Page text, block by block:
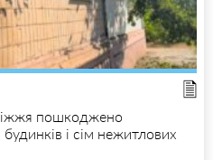
пошкоджено
і сім нежитлових